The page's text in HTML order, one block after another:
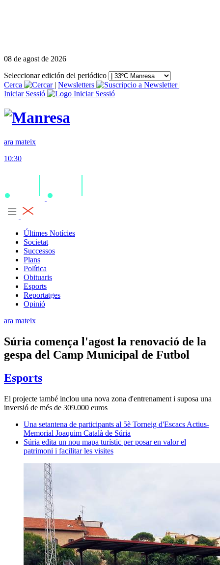
08 de agost de 2026
Seleccionar edición del periódico
Cerca
| Newsletters
|
Iniciar Sessió
ara mateix
10:30
Últimes Notícies
Societat
Successos
Plans
Política
Obituaris
Esports
Reportatges
Opinió
ara mateix
Súria comença l'agost la renovació de la
gespa del Camp Municipal de Futbol
Esports
El projecte també inclou una nova zona d'entrenament i suposa una
inversió de més de 309.000 euros
Una setantena de participants al 5è Torneig d'Escacs Actius-
Memorial Joaquim Català de Súria
Súria edita un nou mapa turístic per posar en valor el
patrimoni i facilitar les visites